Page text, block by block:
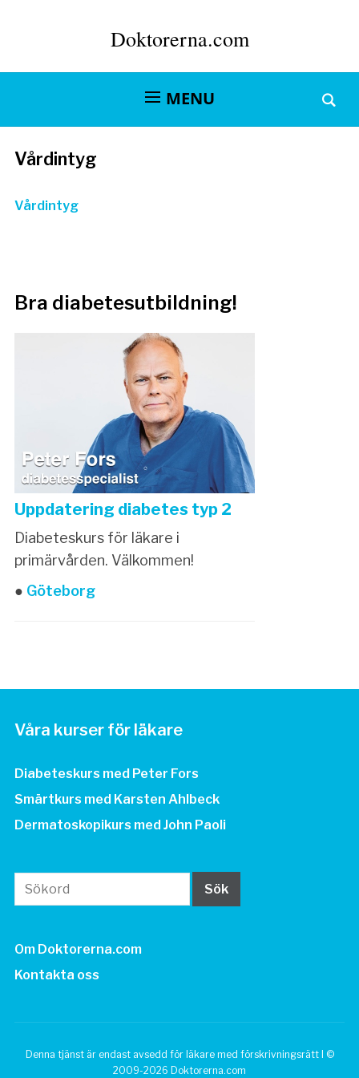
Doktorerna.com
MENU
Vårdintyg
Vårdintyg
Bra diabetesutbildning!
Uppdatering diabetes typ 2
Diabeteskurs för läkare i
primärvården. Välkommen!
● Göteborg
Våra kurser för läkare
Diabeteskurs med Peter Fors
Smärtkurs med Karsten Ahlbeck
Dermatoskopikurs med John Paoli
Om Doktorerna.com
Kontakta oss
Denna tjänst är endast avsedd för läkare med förskrivningsrätt I ©
2009-2026 Doktorerna.com